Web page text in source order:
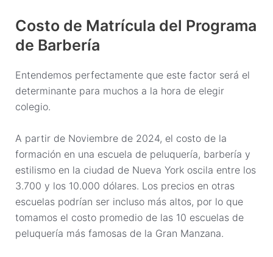
Costo de Matrícula del Programa
de Barbería
Entendemos perfectamente que este factor será el
determinante para muchos a la hora de elegir
colegio.
A partir de Noviembre de 2024, el costo de la
formación en una escuela de peluquería, barbería y
estilismo en la ciudad de Nueva York oscila entre los
3.700 y los 10.000 dólares. Los precios en otras
escuelas podrían ser incluso más altos, por lo que
tomamos el costo promedio de las 10 escuelas de
peluquería más famosas de la Gran Manzana.